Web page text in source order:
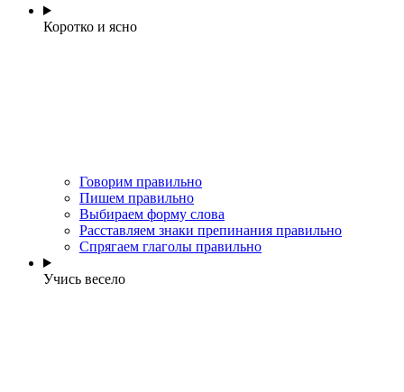
Коротко и ясно
Говорим правильно
Пишем правильно
Выбираем форму слова
Расставляем знаки препинания правильно
Спрягаем глаголы правильно
Учись весело